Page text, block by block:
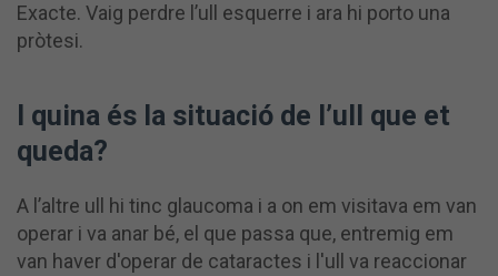
Exacte. Vaig perdre l’ull esquerre i ara hi porto una
pròtesi.
I quina és la situació de l’ull que et
queda?
A l’altre ull hi tinc glaucoma i a on em visitava em van
operar i va anar bé, el que passa que, entremig em
van haver d'operar de cataractes i l'ull va reaccionar